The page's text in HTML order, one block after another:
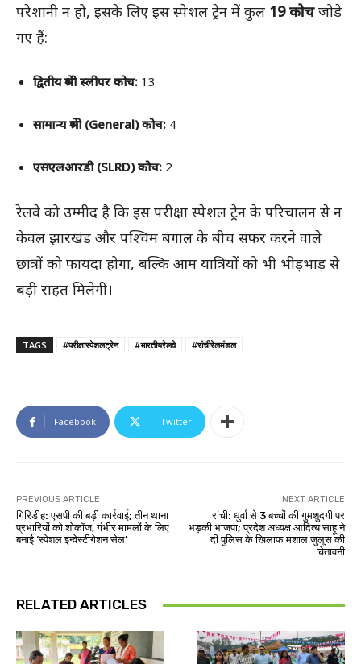
परेशानी न हो, इसके लिए इस स्पेशल ट्रेन में कुल 19 कोचजोड़े
गए हैं:
द्वितीय श्रेणी स्लीपर कोच: 13
सामान्य श्रेणी (General) कोच: 4
एसएलआरडी (SLRD) कोच: 2
रेलवे को उम्मीद है कि इस परीक्षा स्पेशल ट्रेन के परिचालन से न
केवल झारखंड और पश्चिम बंगाल के बीच सफर करने वाले
छात्रों को फायदा होगा, बल्कि आम यात्रियों को भी भीड़भाड़ से
बड़ी राहत मिलेगी।
TAGS #परीक्षास्पेशलट्रेन #भारतीयरेलवे #रांचीरेलमंडल
Facebook Twitter
PREVIOUS ARTICLE
गिरिडीह: एसपी की बड़ी कार्रवाई; तीन थाना
प्रभारियों को शोकॉज, गंभीर मामलों के लिए
बनाई ‘स्पेशल इन्वेस्टीगेशन सेल’
NEXT ARTICLE
रांची: धुर्वा से 3 बच्चों की गुमशुदगी पर
भड़की भाजपा; प्रदेश अध्यक्ष आदित्य साहू ने
दी पुलिस के खिलाफ मशाल जुलूस की
चेतावनी
RELATED ARTICLES